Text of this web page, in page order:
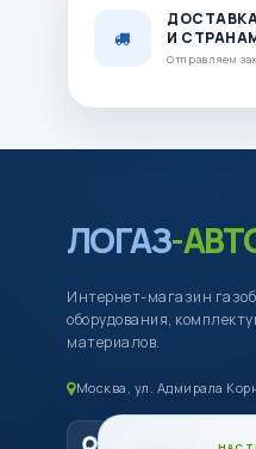
И
Отправляем
ЛОГАЗ-
Интернет-магазин
оборудования,
материалов.
Москва, ул. Адмирала